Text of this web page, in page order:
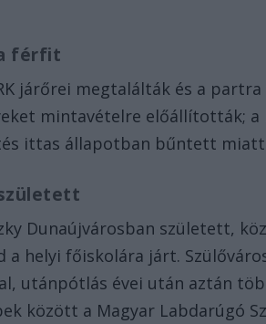
férfit
járőrei megtalálták és a
mintavételre előállították; a
ittas állapotban bűntett
Dunaújvárosban született,
a helyi főiskolára járt.
utánpótlás évei után aztán
között a Magyar Labdarúgó